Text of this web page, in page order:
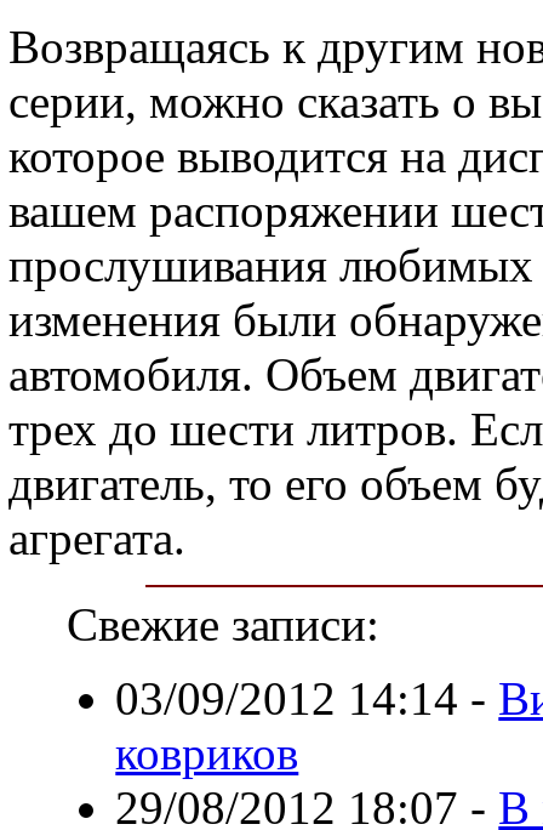
Возвращаясь к другим
серии, можно сказать о
которое выводится на
вашем распоряжении
прослушивания
изменения были
автомобиля. Объем
трех до шести литров.
двигатель, то его объем
агрегата.
Свежие записи:
03/09/2012 14:14 -
ковриков
29/08/2012 18:07 - В